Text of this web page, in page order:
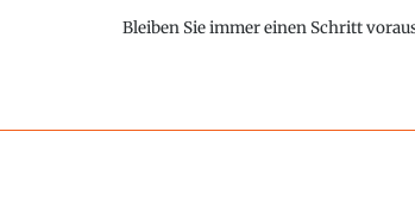
Bleiben Sie immer einen Schritt